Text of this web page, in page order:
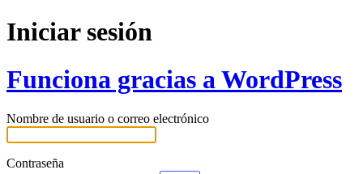
Iniciar sesión
Funciona gracias a WordPress
Nombre de usuario o correo electrónico
Contraseña